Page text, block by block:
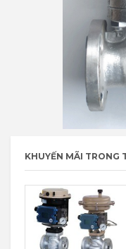
KHUYẾN MÃI TRONG